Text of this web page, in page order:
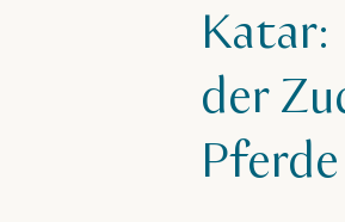
Katar:
der
Pferde